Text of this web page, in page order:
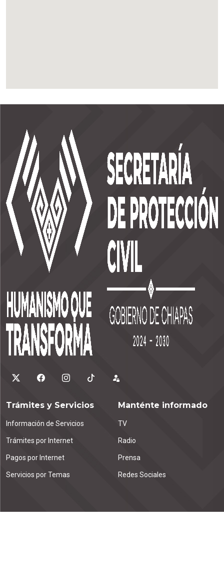
Trámites y Servicios
Información de Servicios
Trámites por Internet
Pagos por Internet
Servicios por Temas
Manténte informado
TV
Radio
Prensa
Redes Sociales